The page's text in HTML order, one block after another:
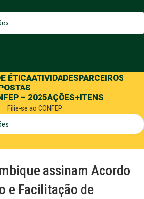
ÉTICAATIVIDADESPARCEIROS
– 2025AÇÕES+ITENS
Filie-se ao CONFEP
assinam Acordo
e Facilitação de